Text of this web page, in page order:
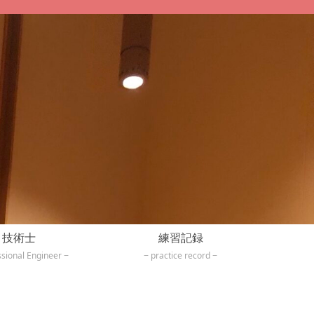
技術士
Engineer
練習記録
practice record